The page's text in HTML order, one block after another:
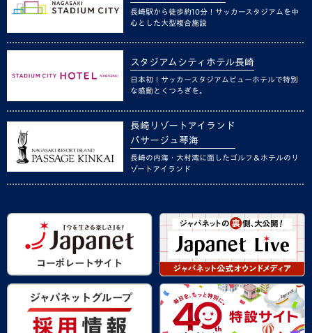
長崎駅から徒歩約10分！サッカースタジアムを中
心とした大型複合施設
スタジアムシティホテル長崎
日本初！サッカースタジアムビューホテルで特別
な感動とくつろぎを。
長崎リゾートアイランド
パサージュ琴海
長崎の内海・大村湾に面したゴルフ＆ホテルのリ
ゾートアイランド